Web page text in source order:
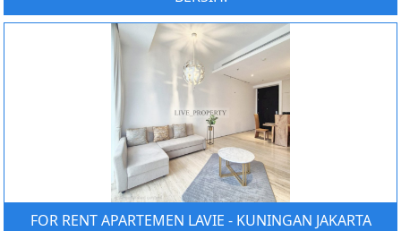
FOR RENT APARTEMEN LAVIE - KUNINGAN JAKARTA